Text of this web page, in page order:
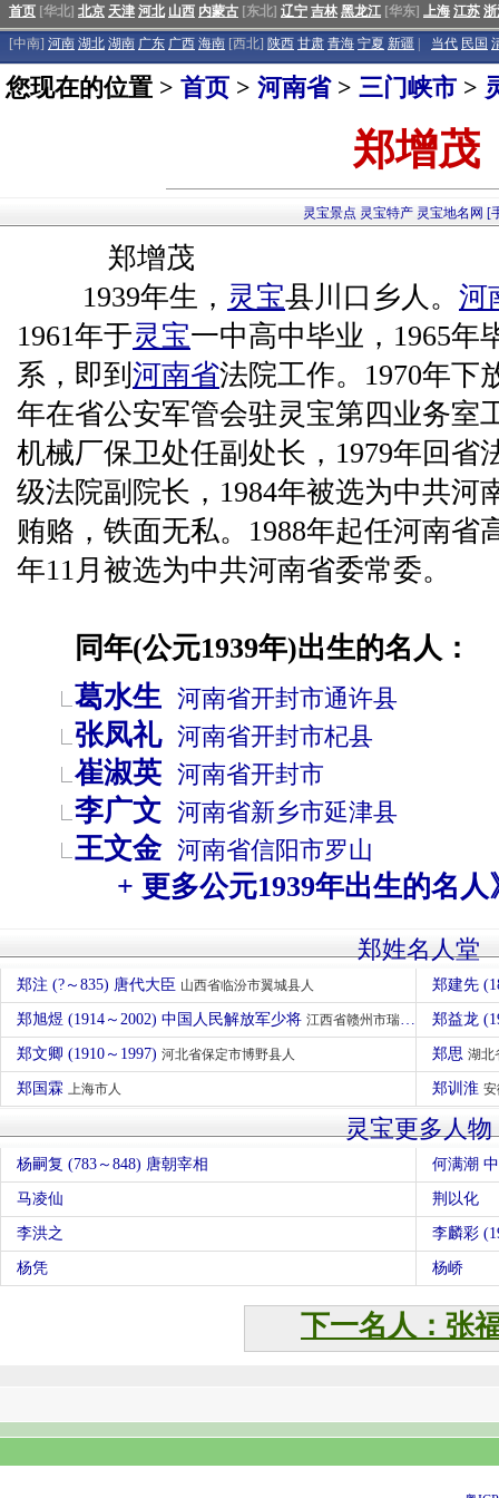
首页 [华北] 北京 天津 河北 山西 内蒙古 [东北] 辽宁 吉林 黑龙江 [华东] 上海 江苏
[中南] 河南 湖北 湖南 广东 广西 海南 [西北] 陕西 甘肃 青海 宁夏 新疆 当代 民国
您现在的位置 > 首页 > 河南省> 三门峡市 >
郑增茂
灵宝景点 灵宝特产 灵宝地名网 [
郑增茂
1939年生， 灵宝县川口乡人。 河
1961年于灵宝一中高中毕业，1965年
系，即到 河南省法院工作。1970年下
年在省公安军管会驻灵宝第四业务室
机械厂保卫处任副处长，1979年回省
级法院副院长，1984年被选为中共河
贿赂，铁面无私。1988年起任河南省
年11月被选为中共河南省委常委。
同年(公元1939年)出生的名人：
葛水生 河南省开封市通许县
张凤礼 河南省开封市杞县
崔淑英 河南省开封市
李广文 河南省新乡市延津县
王文金 河南省信阳市罗山
+ 更多公元1939年出生的名人
郑姓名人堂
郑注 (?～835) 唐代大臣 山西省临汾市翼城县人 郑建先
郑旭煜 (1914～2002) 中国人民解放军少将 江西省赣州市瑞金市人 郑益龙
郑文卿 (1910～1997) 河北省保定市博野县人 郑思 湖北
郑国霖 上海市人 郑训淮
灵宝更多人物
杨嗣复 (783～848) 唐朝宰相 何满潮
马凌仙 荆以化
李洪之 李麟彩
杨凭 杨峤
下一名人：张